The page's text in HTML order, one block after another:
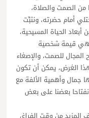
من الصمت والصلاة،
أمام حضرته، ونثبِّت
الحياة المسيحية،
قيمة شخصية
المجال للصمت، والإصغاء
الغرض، يمكن أن تكون
جمال وأهمية الألفة مع
بعضنا على بعض